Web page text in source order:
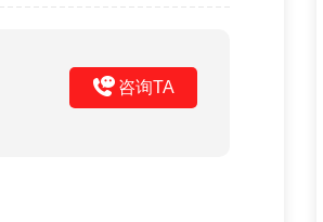
咨询TA